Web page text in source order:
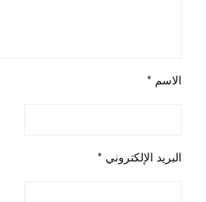
الاسم *
البريد الإلكتروني *